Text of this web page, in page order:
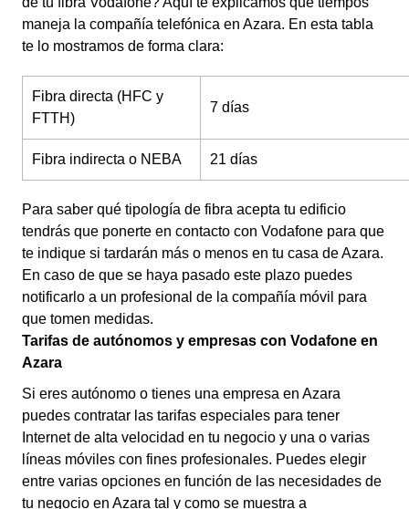
maneja la compañía telefónica en Azara. En esta tabla
te lo mostramos de forma clara:
Fibra directa (HFC y
FTTH)
7 días
Fibra indirecta o NEBA 21 días
Para saber qué tipología de fibra acepta tu edificio
tendrás que ponerte en contacto con Vodafone para que
te indique si tardarán más o menos en tu casa de Azara.
En caso de que se haya pasado este plazo puedes
notificarlo a un profesional de la compañía móvil para
que tomen medidas.
Tarifas de autónomos y empresas con Vodafone en
Azara
Si eres autónomo o tienes una empresa en Azara
puedes contratar las tarifas especiales para tener
Internet de alta velocidad en tu negocio y una o varias
líneas móviles con fines profesionales. Puedes elegir
entre varias opciones en función de las necesidades de
tu negocio en Azara tal y como se muestra a